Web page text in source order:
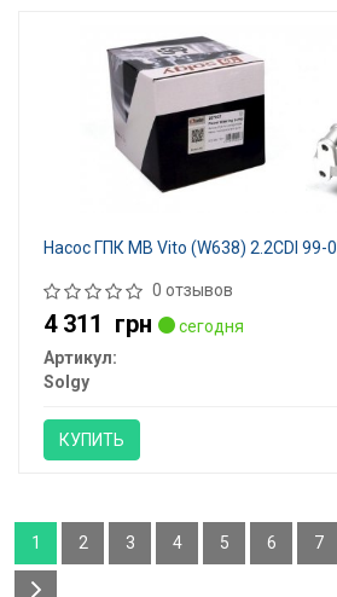
Насос ГПК MB Vito (W638) 2.2CDI 99-
0 отзывов
4 311 грн
сегодня
Артикул:
Solgy
КУПИТЬ
1 2 3 4 5 6 7